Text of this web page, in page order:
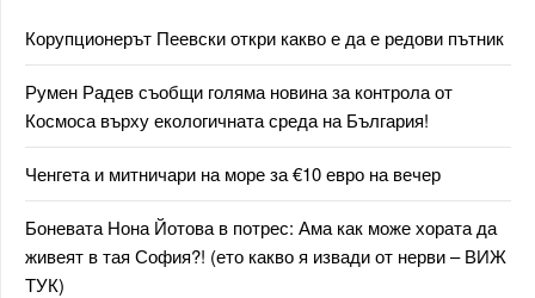
Корупционерът Пеевски откри какво е да е редови пътник
Румен Радев съобщи голяма новина за контрола от
Космоса върху екологичната среда на България!
Ченгета и митничари на море за €10 евро на вечер
Боневата Нона Йотова в потрес: Ама как може хората да
живеят в тая София?! (ето какво я извади от нерви – ВИЖ
ТУК)